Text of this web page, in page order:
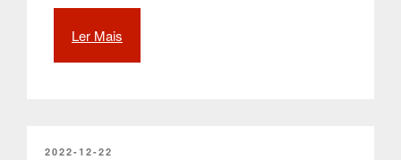
Ler Mais
PUBLICADO
2022-12-22